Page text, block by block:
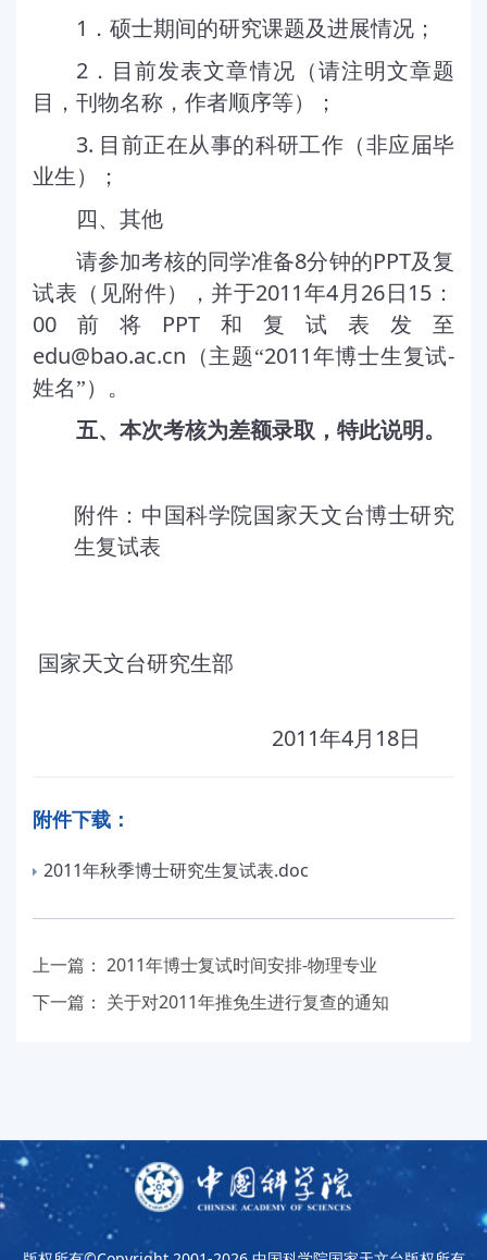
1 ．硕士期间的研究课题及进展情况；
2 ．目前发表文章情况（请注明文章题
目，刊物名称，作者顺序等）；
3. 目前正在从事的科研工作（非应届毕
业生）；
四、其他
请参加考核的同学准备8分钟的PPT及复
试表（见附件），并于2011 年4 月 26 日 15 ：
00 前将 PPT 和复试表发至
edu@bao.ac.cn （主题“2011 年博士生复试-
姓名”）。
五、本次考核为差额录取，特此说明。
附件：中国科学院国家天文台博士研究
生复试表
国家天文台研究生部
2011年4月 18日
附件下载：
2011年秋季博士研究生复试表.doc
上一篇： 2011年博士复试时间安排-物理专业
下一篇： 关于对2011年推免生进行复查的通知